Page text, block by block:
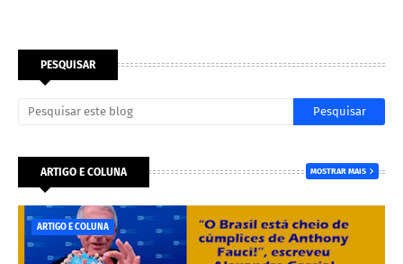
PESQUISAR
ARTIGO E COLUNA MOSTRAR MAIS
ARTIGO E COLUNA